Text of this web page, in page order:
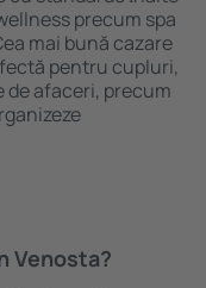
precum spa
mai bună cazare
pentru cupluri,
de afaceri, precum
Venosta?